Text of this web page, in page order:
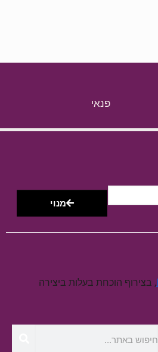
פנאי
מנוי
, בצירוף הוכחת בעלות ביצירה